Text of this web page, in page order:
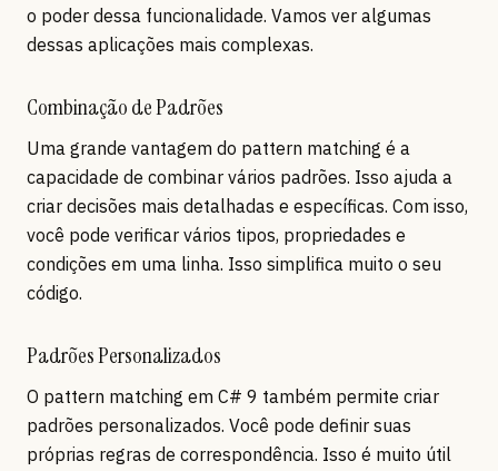
o poder dessa funcionalidade. Vamos ver algumas
dessas aplicações mais complexas.
Combinação de Padrões
Uma grande vantagem do pattern matching é a
capacidade de combinar vários padrões. Isso ajuda a
criar decisões mais detalhadas e específicas. Com isso,
você pode verificar vários tipos, propriedades e
condições em uma linha. Isso simplifica muito o seu
código.
Padrões Personalizados
O pattern matching em C# 9 também permite criar
padrões personalizados. Você pode definir suas
próprias regras de correspondência. Isso é muito útil